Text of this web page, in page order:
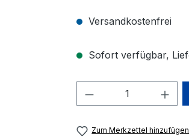
Versandkostenfrei
Sofort verfügbar,
Produkt
Zum Merkzettel hinzufügen